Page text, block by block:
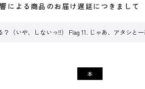
よる商品のお届け遅延につきまして
？（いや、しないっ!!） Flag 11. じゃあ、アタシと